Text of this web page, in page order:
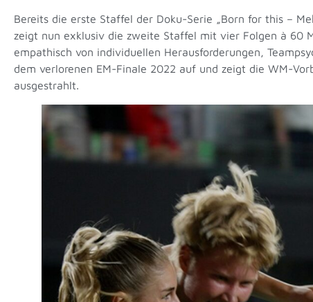
Bereits die erste Staffel der Doku-Serie „Born for this –
zeigt nun exklusiv die zweite Staffel mit vier Folgen à 60
empathisch von individuellen Herausforderungen,
dem verlorenen EM-Finale 2022 auf und zeigt die WM-
ausgestrahlt.